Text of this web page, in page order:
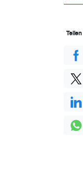
Teilen